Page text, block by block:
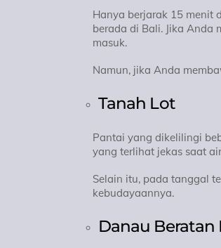
Hanya berjarak 15 menit
berada di Bali. Jika Anda
masuk.
Namun, jika Anda
Tanah Lot
Pantai yang dikelilingi
yang terlihat jekas saat
Selain itu, pada tanggal
kebudayaannya.
Danau